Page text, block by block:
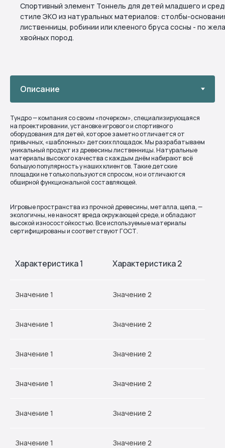
Спортивный элемент Тоннель для детей младшего и
стиле ЭКО из натуральных материалов: столбы-
лиственницы, робинии или клееного бруса сосны - по
хвойных пород.
Тундро — компания со своим «почерком», специализирующаяся
на проектировании, установке игрового и спортивного
оборудования для детей, которое заметно отличается от
привычных, «шаблонных» детских площадок. Мы разрабатываем
уникальный продукт из древесины лиственницы. Натуральные
материалы высокого качества с каждым днём набирают всё
большую популярность у наших клиентов. Такие детские
площадки не только пользуются спросом, но и отличаются
обширной функциональной составляющей.
Игровые пространства из прочной древесины, металла, щепа, —
экологичны, не наносят вреда окружающей среде, и обладают
высокой износостойкостью. Все используемые материалы
сертифицированы и соответствуют ГОСТ.
Характеристика 1 Характеристика 2
Значение 1 Значение 2
Значение 1 Значение 2
Значение 1 Значение 2
Значение 1 Значение 2
Значение 1 Значение 2
Значение 1 Значение 2